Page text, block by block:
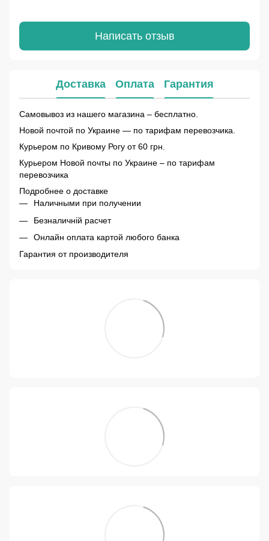
Написать отзыв
Доставка Оплата Гарантия
Самовывоз из нашего магазина – бесплатно.
Новой почтой по Украине — по тарифам перевозчика.
Курьером по Кривому Рогу от 60 грн.
Курьером Новой почты по Украине – по тарифам
перевозчика
Подробнее о доставке
Наличными при получении
Безналичній расчет
Онлайн оплата картой любого банка
Гарантия от производителя